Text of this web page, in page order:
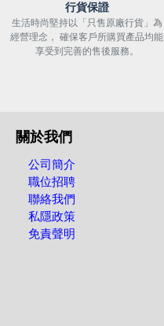
行貨保證
生活時尚堅持以「只售原廠行貨」為
經營理念， 確保客戶所購買產品均能
享受到完善的售後服務。
關於我們
公司簡介
職位招聘
聯絡我們
私隱政策
免責聲明